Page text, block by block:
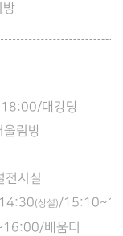
대강당
림방
시실
(상설)/
배움터